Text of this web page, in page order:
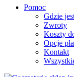
Pomoc
Gdzie
Zwroty
Koszty
Opcje
Kontakt